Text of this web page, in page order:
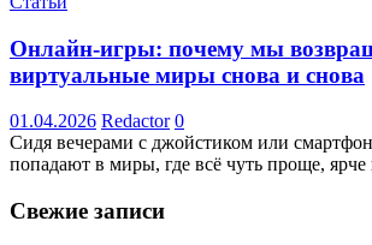
Онлайн-игры: почему мы
виртуальные миры снова и снова
01.04.2026 Redactor 0
Сидя вечерами с джойстиком или
попадают в миры, где всё чуть проще, ярче
Свежие записи